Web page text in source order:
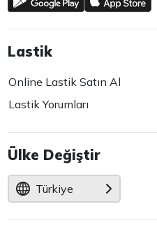
Lastik
Online Lastik Satın Al
Lastik Yorumları
Ülke Değiştir
Türkiye